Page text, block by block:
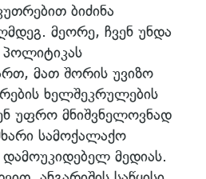
ბიძინა
მეორე, ჩვენ უნდა
პოლიტიკას
მათ შორის უვიზო
ხელშეკრულების
უფრო მნიშვნელოვნად
სამოქალაქო
მედიას.